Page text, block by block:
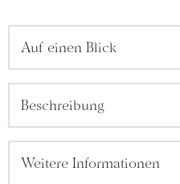
Auf einen Blick
Beschreibung
Weitere Informationen